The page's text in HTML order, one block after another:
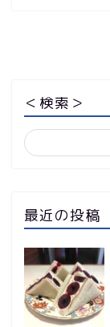
＜検索＞
最近の投稿